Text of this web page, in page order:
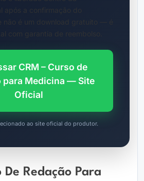
após a confirmação do
não é um download gratuito — é
com garantia de reembolso.
CRM – Curso de
para Medicina — Site
Oficial
ao site oficial do produtor.
De Redação Para